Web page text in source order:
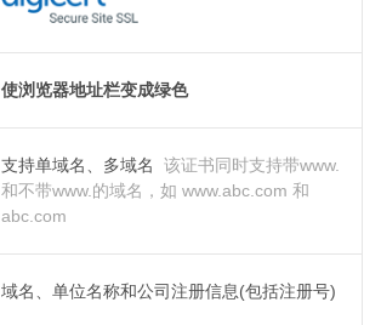
使浏览器地址栏变成绿色
支持单域名、多域名 该证书同时支持带www.
和不带www.的域名，如 www.abc.com 和
abc.com
域名、单位名称和公司注册信息(包括注册号)